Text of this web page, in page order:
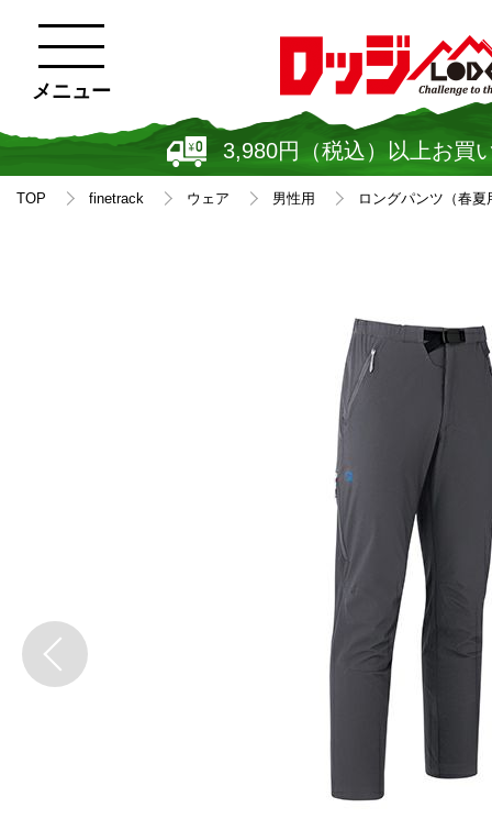
3,980円（税込）以上お買
メニュー
TOP finetrack ウェア 男性用 ロングパンツ（春夏